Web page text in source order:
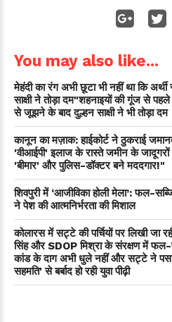
You may also like...
मेहंदी का रंग अभी छूटा भी नहीं था कि
साक्षी ने तोड़ा दम"शहनाइयों की गूंज से
से जूझने के बाद दुल्हन साक्षी ने भी तोड़ा दम
कानून का मज़ाक: हाईकोर्ट ने ठुकराई
'वीआईपी' इलाज के रास्ते जमीन के जादूगरों
'बीमार' और पुलिस-डॉक्टर बने मददगार!"
शिवपुरी में ‘आजीविका होली मेला’: फल-
ने पेश की आत्मनिर्भरता की मिशाल
कोलारस में सट्टे की पर्चियों पर लिखी जा
सिंह और SDOP मिश्रा के संरक्षण में फल-
कांड के दाग अभी धुले नहीं और सट्टे ने
सहमति' से बर्बाद हो रही युवा पीढ़ी